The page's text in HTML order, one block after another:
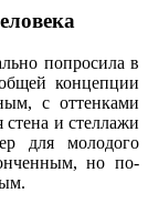
попросила в
концепции
с оттенками
стена и стеллажи
для молодого
но по-